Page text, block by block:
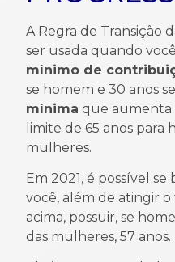
A Regra de Transição
ser usada quando
mínimo de
se homem e 30 anos
mínima que aumenta
limite de 65 anos para
mulheres.
Em 2021, é possível
você, além de atingir
acima, possuir, se
das mulheres, 57 anos.